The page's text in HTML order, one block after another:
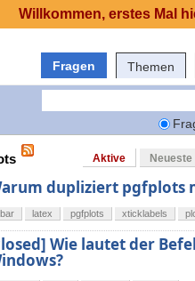
Fragen Themen
Aktive Neueste
dupliziert pgfplots
latex pgfplots xticklabels
Wie lautet der
Willkommen, erstes Mal